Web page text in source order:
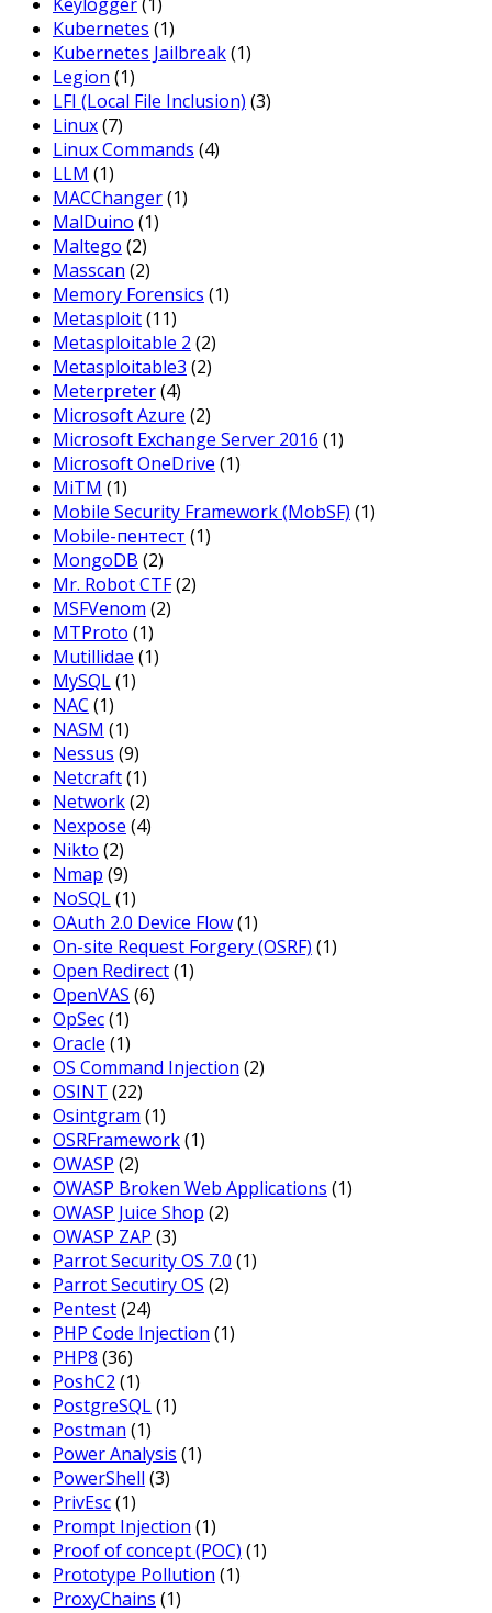
Kubernetes (1)
Kubernetes Jailbreak(1)
Legion (1)
LFI (Local File Inclusion) (3)
Linux(7)
Linux Commands (4)
LLM (1)
MACChanger(1)
MalDuino (1)
Maltego (2)
Masscan (2)
Memory Forensics (1)
Metasploit(11)
Metasploitable 2 (2)
Metasploitable3 (2)
Meterpreter(4)
Microsoft Azure (2)
Microsoft Exchange Server 2016 (1)
Microsoft OneDrive (1)
MiTM (1)
Mobile Security Framework (MobSF) (1)
Mobile-пентест (1)
MongoDB (2)
Mr. Robot CTF(2)
MSFVenom (2)
MTProto (1)
Mutillidae (1)
MySQL(1)
NAC (1)
NASM (1)
Nessus (9)
Netcraft(1)
Network(2)
Nexpose (4)
Nikto (2)
Nmap (9)
NoSQL(1)
OAuth 2.0 Device Flow(1)
On-site Request Forgery (OSRF) (1)
Open Redirect(1)
OpenVAS (6)
OpSec(1)
Oracle (1)
OS Command Injection (2)
OSINT (22)
Osintgram (1)
OSRFramework(1)
OWASP (2)
OWASP Broken Web Applications (1)
OWASP Juice Shop (2)
OWASP ZAP (3)
Parrot Security OS 7.0 (1)
Parrot Secutiry OS (2)
Pentest(24)
PHP Code Injection (1)
PHP8 (36)
PoshC2 (1)
PostgreSQL(1)
Postman (1)
Power Analysis (1)
PowerShell (3)
PrivEsc(1)
Prompt Injection (1)
Proof of concept (POC) (1)
Prototype Pollution (1)
ProxyChains (1)